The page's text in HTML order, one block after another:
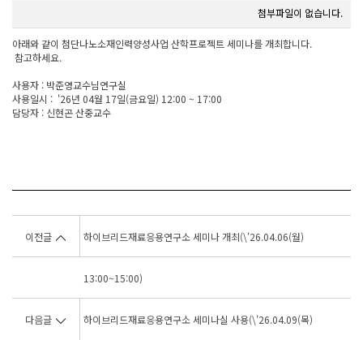
첨부파일이 없습니다.
아래와 같이 첨단나노소재인력양성사업 산학프로젝트 세미나를 개최합니다.
참고하세요.
사용자 : 박준영교수님연구실
사용일시 : '26년 04월 17일(금요일) 12:00 ~ 17:00
담당자 : 신현곤 산중교수
이전글 하이브리드재료응용연구소 세미나 개최(\'26.04.06(월)
13:00~15:00)
다음글 하이브리드재료응용연구소 세미나실 사용(\'26.04.09(목)